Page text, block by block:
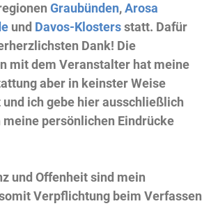
Graubünden,Arosa
und Davos-Klostersstatt. Dafür
Dank! Die
mit dem Veranstalter hat meine
aber in keinster Weise
ich gebe hier ausschließlich
meine persönlichen Eindrücke
und Offenheit sind mein
Verpflichtung beim Verfassen